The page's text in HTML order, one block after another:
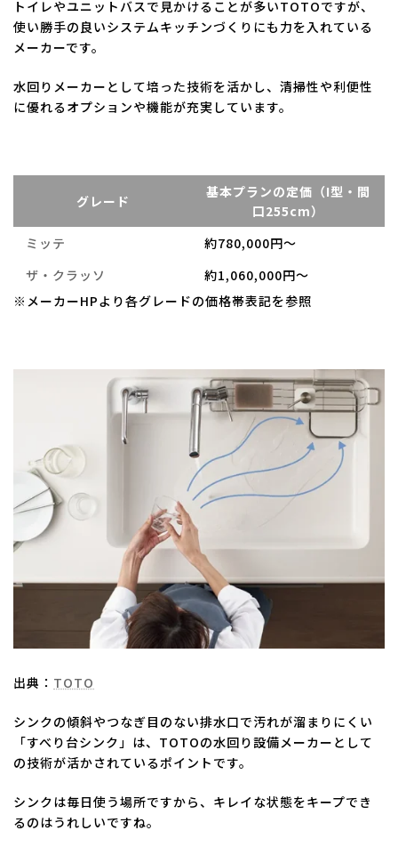
トイレやユニットバスで見かけることが多いTOTOですが、
使い勝手の良いシステムキッチンづくりにも力を入れている
メーカーです。
水回りメーカーとして培った技術を活かし、清掃性や利便性
に優れるオプションや機能が充実しています。
グレード
基本プランの定価（I型・間
口255cm）
ミッテ
約780,000円～
ザ・クラッソ
約1,060,000円～
※メーカーHPより各グレードの価格帯表記を参照
出典： TOTO
シンクの傾斜やつなぎ目のない排水口で汚れが溜まりにくい
「すべり台シンク」は、TOTOの水回り設備メーカーとして
の技術が活かされているポイントです。
シンクは毎日使う場所ですから、キレイな状態をキープでき
るのはうれしいですね。